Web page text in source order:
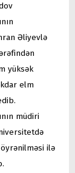
Əliyevlə
yüksək
elm
müdiri
ilə